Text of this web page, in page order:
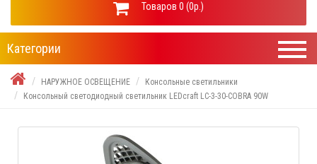
Товаров 0 (0р.)
Категории
НАРУЖНОЕ ОСВЕЩЕНИЕ
Консольные светильники
Консольный светодиодный светильник LEDcraft LC-3-30-COBRA 90W